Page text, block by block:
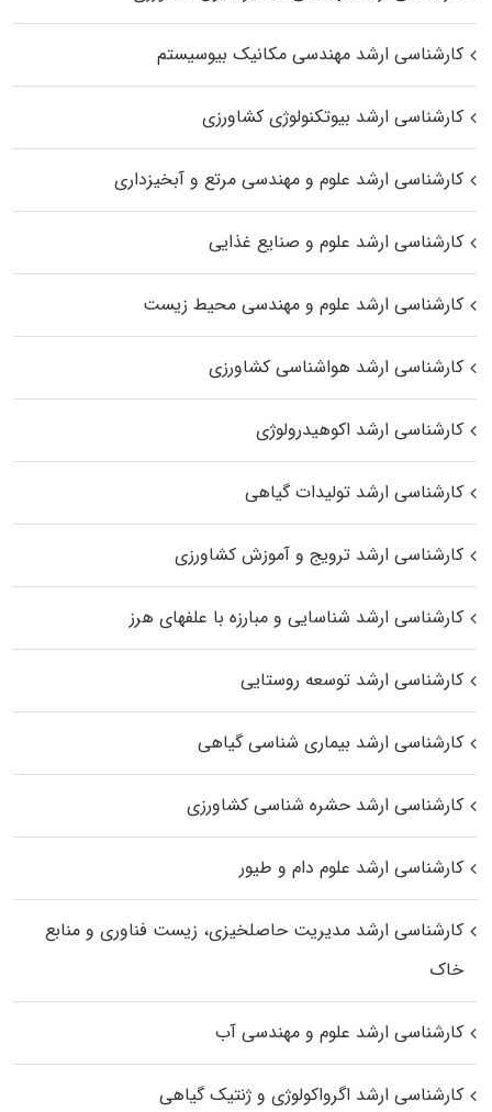
کارشناسی ارشد مهندسی مکانیک بیوسیستم
کارشناسی ارشد بیوتکنولوژی کشاورزی
کارشناسی ارشد علوم و مهندسی مرتع و آبخیزداری
کارشناسی ارشد علوم و صنایع غذایی
کارشناسی ارشد علوم و مهندسی محیط زیست
کارشناسی ارشد هواشناسی کشاورزی
کارشناسی ارشد اکوهیدرولوژی
کارشناسی ارشد تولیدات گیاهی
کارشناسی ارشد ترویج و آموزش کشاورزی
کارشناسی ارشد شناسایی و مبارزه با علفهای هرز
کارشناسی ارشد توسعه روستایی
کارشناسی ارشد بیماری‌ شناسی گیاهی
کارشناسی ارشد حشره‌ شناسی کشاورزی
کارشناسی ارشد علوم دام و طیور
کارشناسی ارشد مدیریت حاصلخیزی، زیست فناوری و منابع
خاک
کارشناسی ارشد علوم و مهندسی آب
کارشناسی ارشد اگرواکولوژی و ژنتیک گیاهی